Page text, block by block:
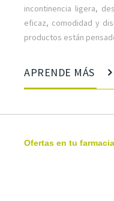
incontinencia ligera,
eficaz, comodidad y
productos están
APRENDE MÁS
Ofertas en tu farmacia